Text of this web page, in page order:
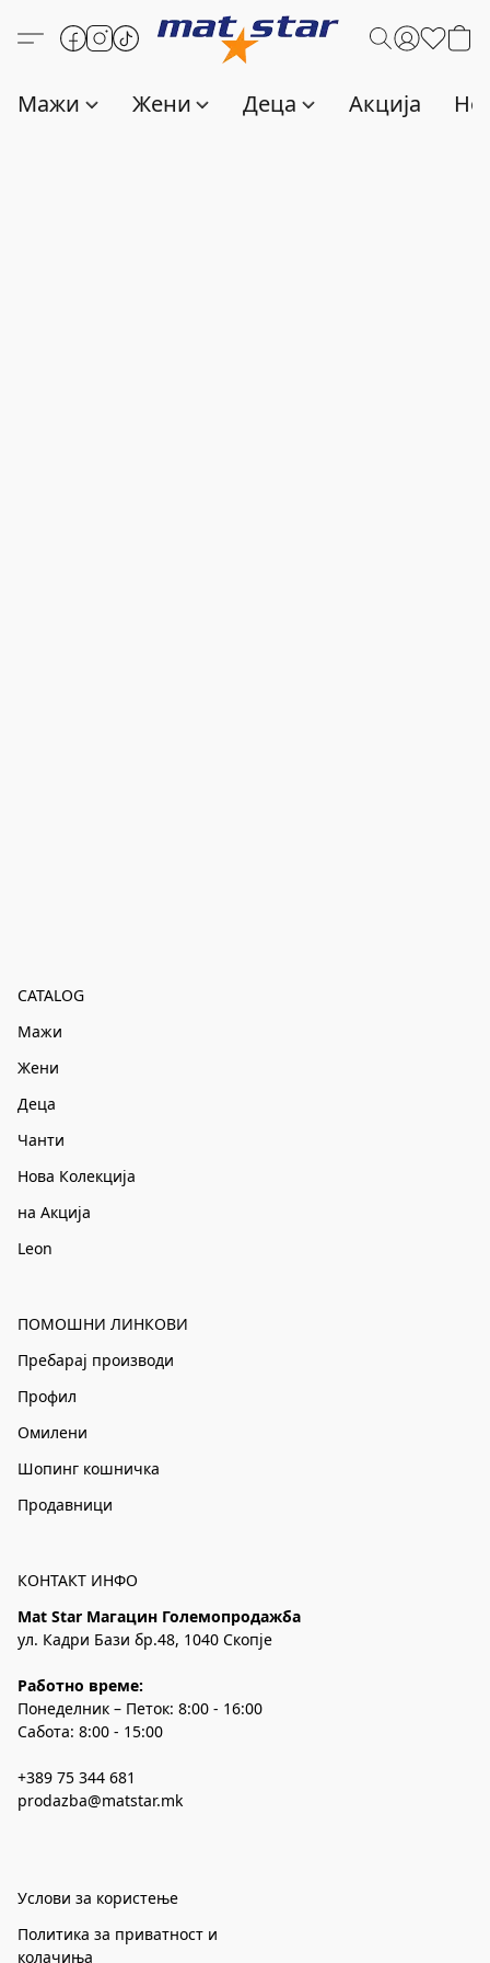
Мажи Жени Деца Акција
CATALOG
Мажи
Жени
Деца
Чанти
Нова Колекција
на Акција
Leon
ПОМОШНИ ЛИНКОВИ
Пребарај производи
Профил
Омилени
Шопинг кошничка
Продавници
КОНТАКТ ИНФО
Mat Star Магацин Големопродажба
ул. Кадри Бази бр.48, 1040 Скопје
Работно време:
Понеделник – Петок: 8:00 - 16:00
Сабота: 8:00 - 15:00
+389 75 344 681
prodazba@matstar.mk
Услови за користење
Политика за приватност и
колачиња